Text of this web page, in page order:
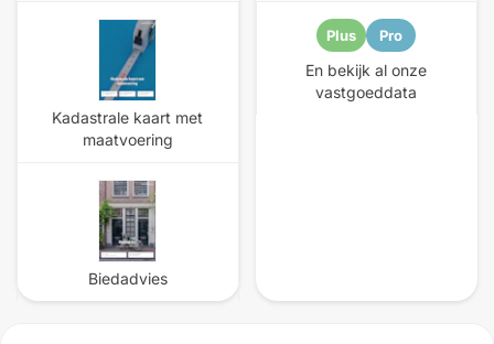
Kadastrale kaart met
maatvoering
Biedadvies
Plus Pro
En bekijk al onze
vastgoeddata